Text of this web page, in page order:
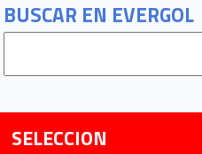
BUSCAR EN EVERGOL
SELECCION